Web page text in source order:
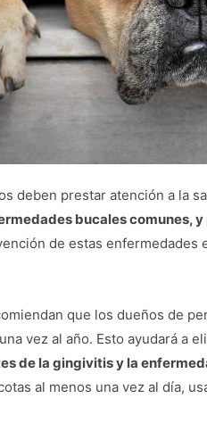
deben prestar atención a la
bucales comunes,
de estas enfermedades
que los dueños de
vez al año. Esto ayudará a
de la gingivitis y la
al menos una vez al día,